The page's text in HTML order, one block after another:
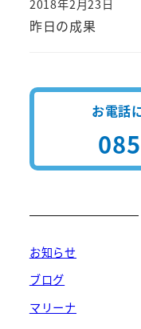
昨日の成果
投稿日
2018年2月23日
お電話
お知らせ
ブログ
マリーナ